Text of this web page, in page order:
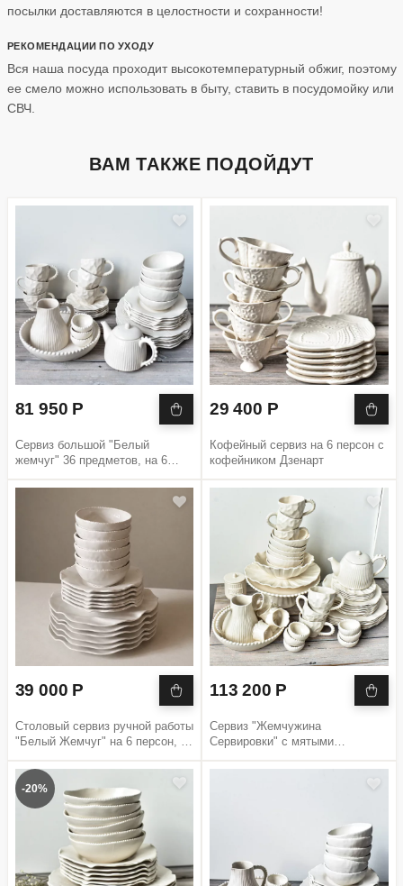
посылки доставляются в целостности и сохранности!
РЕКОМЕНДАЦИИ ПО УХОДУ
Вся наша посуда проходит высокотемпературный обжиг, поэтому
ее смело можно использовать в быту, ставить в посудомойку или
СВЧ.
ВАМ ТАКЖЕ ПОДОЙДУТ
81 950 Р
Сервиз большой "Белый
жемчуг" 36 предметов, на 6
39 000 Р
Столовый сервиз ручной работы
"Белый Жемчуг" на 6 персон, 18
-20%
29 400 Р
Кофейный сервиз на 6 персон с
кофейником Дзенарт
113 200 Р
Сервиз "Жемчужина
Сервировки" с мятыми